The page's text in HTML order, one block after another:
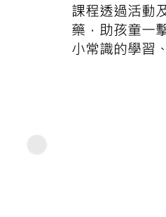
課程透過活動
藥，助孩童一
小常識的學習